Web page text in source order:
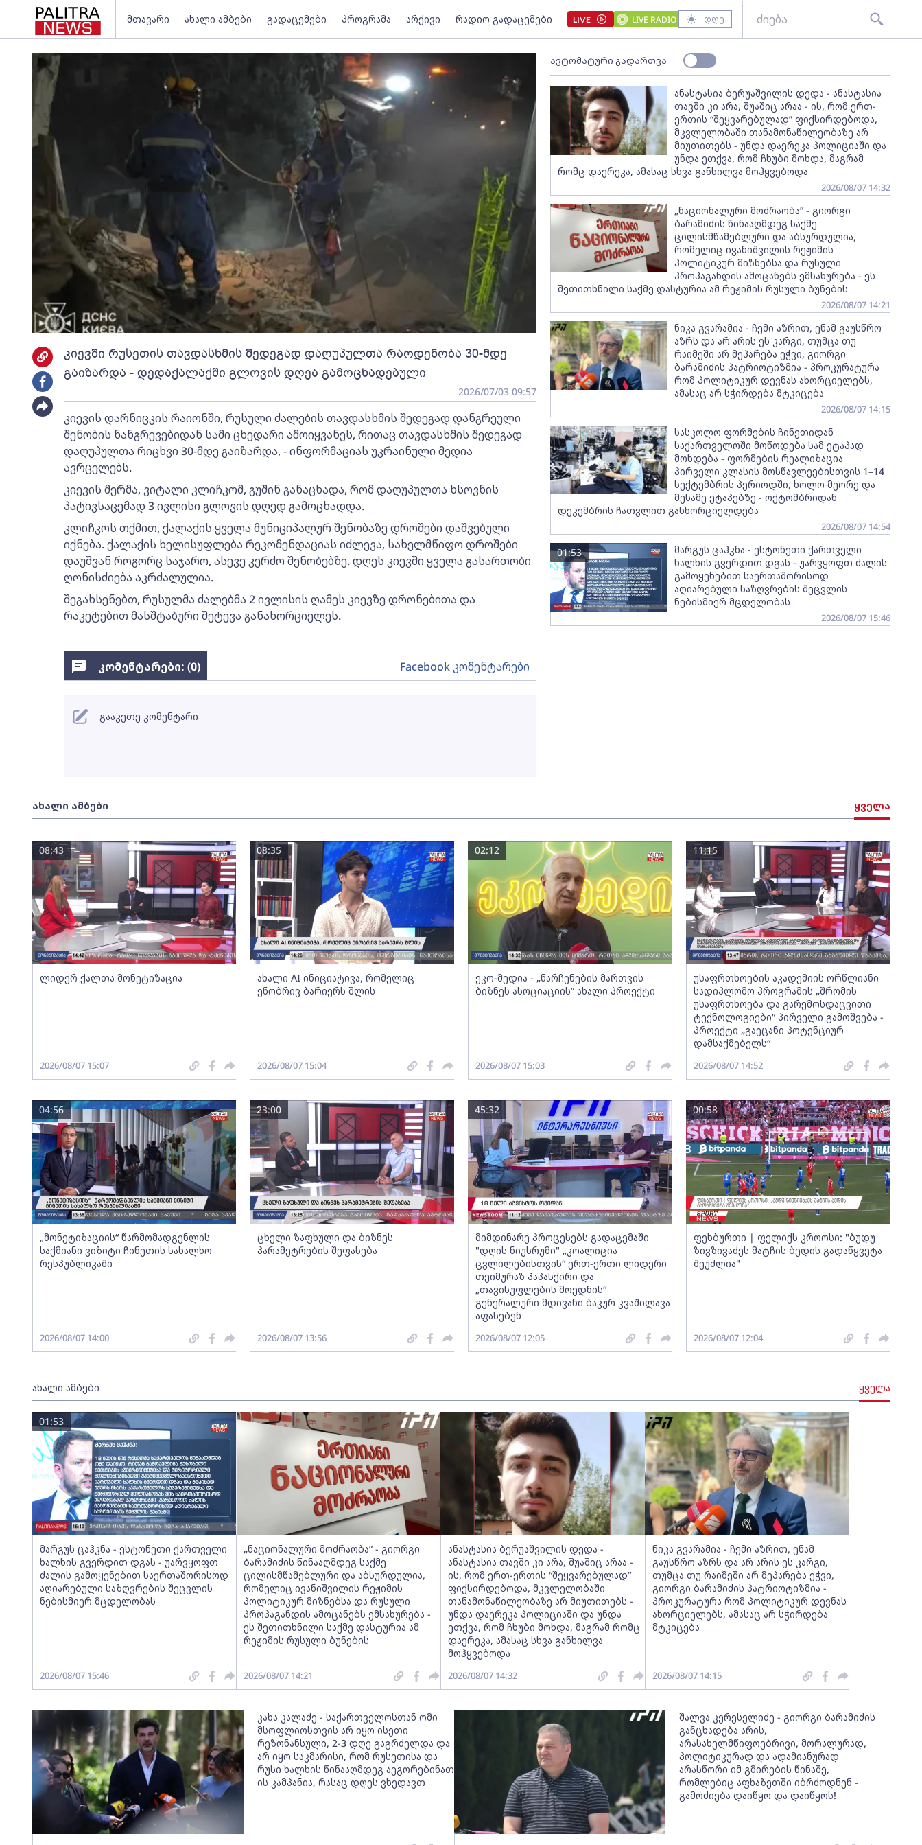
მთავარი ახალი ამბები გადაცემები პროგრამა არქივი რადიო გადაცემები LIVE LIVE RADIO დღე
კიევში რუსეთის თავდასხმის შედეგად დაღუპულთა რაოდენობა 30-მდე
გაიზარდა - დედაქალაქში გლოვის დღეა გამოცხადებული
2026/07/03 09:57
კიევის დარნიცკის რაიონში, რუსული ძალების თავდასხმის შედეგად დანგრეული
შენობის ნანგრევებიდან სამი ცხედარი ამოიყვანეს, რითაც თავდასხმის შედეგად
დაღუპულთა რიცხვი 30-მდე გაიზარდა, - ინფორმაციას უკრაინული მედია
ავრცელებს.
კიევის მერმა, ვიტალი კლიჩკომ, გუშინ განაცხადა, რომ დაღუპულთა ხსოვნის
პატივსაცემად 3 ივლისი გლოვის დღედ გამოცხადდა.
კლიჩკოს თქმით, ქალაქის ყველა მუნიციპალურ შენობაზე დროშები დაშვებული
იქნება. ქალაქის ხელისუფლება რეკომენდაციას იძლევა, სახელმწიფო დროშები
დაუშვან როგორც საჯარო, ასევე კერძო შენობებზე. დღეს კიევში ყველა გასართობი
ღონისძიება აკრძალულია.
შეგახსენებთ, რუსულმა ძალებმა 2 ივლისის ღამეს კიევზე დრონებითა და
რაკეტებით მასშტაბური შეტევა განახორციელეს.
ავტომატური გადართვა
ანასტასია ბერუაშვილის დედა - ანასტასია
თავში კი არა, შუაშიც არაა - ის, რომ ერთ-
ერთის “შეყვარებულად” ფიქსირდებოდა,
მკვლელობაში თანამონაწილეობაზე არ
მიუთითებს - უნდა დაერეკა პოლიციაში და
უნდა ეთქვა, რომ ჩხუბი მოხდა, მაგრამ
რომც დაერეკა, ამასაც სხვა განხილვა მოჰყვებოდა
2026/08/07 14:32
„ნაციონალური მოძრაობა” - გიორგი
ბარამიძის წინააღმდეგ საქმე
ცილისმწამებლური და აბსურდულია,
რომელიც ივანიშვილის რეჟიმის
პოლიტიკურ მიზნებსა და რუსული
პროპაგანდის ამოცანებს ემსახურება - ეს
შეთითხნილი საქმე დასტურია ამ რეჟიმის რუსული ბუნების
2026/08/07 14:21
ნიკა გვარამია - ჩემი აზრით, ენამ გაუსწრო
აზრს და არ არის ეს კარგი, თუმცა თუ
რაიმეში არ მეპარება ეჭვი, გიორგი
ბარამიძის პატრიოტიზმია - პროკურატურა
რომ პოლიტიკურ დევნას ახორციელებს,
ამასაც არ სჭირდება მტკიცება
2026/08/07 14:15
სასკოლო ფორმების ჩინეთიდან
საქართველოში მოწოდება სამ ეტაპად
მოხდება - ფორმების რეალიზაცია
პირველი კლასის მოსწავლეებისთვის 1–14
სექტემბრის პერიოდში, ხოლო მეორე და
მესამე ეტაპებზე - ოქტომბრიდან
დეკემბრის ჩათვლით განხორციელდება
2026/08/07 14:54
მარგუს ცაჰკნა - ესტონეთი ქართველი
ხალხის გვერდით დგას - უარვყოფთ ძალის
გამოყენებით საერთაშორისოდ
აღიარებული საზღვრების შეცვლის
ნებისმიერ მცდელობას
01:53
2026/08/07 15:46
ახალი ამბები ყველა
ლიდერ ქალთა მონეტიზაცია
08:43
2026/08/07 15:07
ახალი AI ინიციატივა, რომელიც
ენობრივ ბარიერს შლის
08:35
2026/08/07 15:04
ეკო-მედია - „ნარჩენების მართვის
ბიზნეს ასოციაციის” ახალი პროექტი
02:12
2026/08/07 15:03
უსაფრთხოების აკადემიის ორწლიანი
სადიპლომო პროგრამის „შრომის
უსაფრთხოება და გარემოსდაცვითი
ტექნოლოგიები“ პირველი გამოშვება -
პროექტი „გაეცანი პოტენციურ
დამსაქმებელს“
11:15
2026/08/07 14:52
„მონეტიზაციის“ წარმომადგენლის
საქმიანი ვიზიტი ჩინეთის სახალხო
რესპუბლიკაში
04:56
2026/08/07 14:00
ცხელი ზაფხული და ბიზნეს
პარამეტრების შეფასება
23:00
2026/08/07 13:56
მიმდინარე პროცესებს გადაცემაში
"დღის ნიუსრუმი" „კოალიცია
ცვლილებისთვის“ ერთ-ერთი ლიდერი
თეიმურაზ პაპასქირი და
„თავისუფლების მოედნის“
გენერალური მდივანი ბაკურ კვაშილავა
აფასებენ
45:32
2026/08/07 12:05
ფეხბურთი | ფელიქს კროოსი: "ბუდუ
ზივზივაძეს მატჩის ბედის გადაწყვეტა
შეუძლია"
00:58
2026/08/07 12:04
ახალი ამბები ყველა
მარგუს ცაჰკნა - ესტონეთი ქართველი
ხალხის გვერდით დგას - უარვყოფთ
ძალის გამოყენებით საერთაშორისოდ
აღიარებული საზღვრების შეცვლის
ნებისმიერ მცდელობას
01:53
2026/08/07 15:46
„ნაციონალური მოძრაობა” - გიორგი
ბარამიძის წინააღმდეგ საქმე
ცილისმწამებლური და აბსურდულია,
რომელიც ივანიშვილის რეჟიმის
პოლიტიკურ მიზნებსა და რუსული
პროპაგანდის ამოცანებს ემსახურება -
ეს შეთითხნილი საქმე დასტურია ამ
რეჟიმის რუსული ბუნების
2026/08/07 14:21
ანასტასია ბერუაშვილის დედა -
ანასტასია თავში კი არა, შუაშიც არაა -
ის, რომ ერთ-ერთის “შეყვარებულად”
ფიქსირდებოდა, მკვლელობაში
თანამონაწილეობაზე არ მიუთითებს -
უნდა დაერეკა პოლიციაში და უნდა
ეთქვა, რომ ჩხუბი მოხდა, მაგრამ რომც
დაერეკა, ამასაც სხვა განხილვა
მოჰყვებოდა
2026/08/07 14:32
ნიკა გვარამია - ჩემი აზრით, ენამ
გაუსწრო აზრს და არ არის ეს კარგი,
თუმცა თუ რაიმეში არ მეპარება ეჭვი,
გიორგი ბარამიძის პატრიოტიზმია -
პროკურატურა რომ პოლიტიკურ დევნას
ახორციელებს, ამასაც არ სჭირდება
მტკიცება
2026/08/07 14:15
კახა კალაძე - საქართველოსთან ომი
მსოფლიოსთვის არ იყო ისეთი
რეზონანსული, 2-3 დღე გაგრძელდა და
არ იყო საკმარისი, რომ რუსეთისა და
რუსი ხალხის წინააღმდეგ აეგორებინათ
ის კამპანია, რასაც დღეს ვხედავთ
შალვა კერესელიძე - გიორგი ბარამიძის
განცხადება არის,
არასახელმწიფოებრივი, მორალურად,
პოლიტიკურად და ადამიანურად
არასწორი იმ გმირების წინაშე,
რომლებიც აფხაზეთში იბრძოდნენ -
გამოძიება დაიწყო და დაიწყოს!
კომენტარები: (0) Facebook კომენტარები
გააკეთე კომენტარი